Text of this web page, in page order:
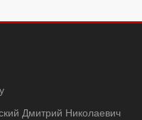
Дмитрий Николаевич